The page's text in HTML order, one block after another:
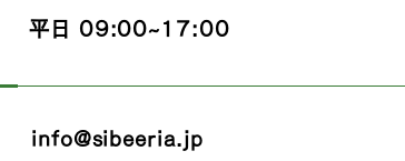
平日 09:00~17:00
info@sibeeria.jp